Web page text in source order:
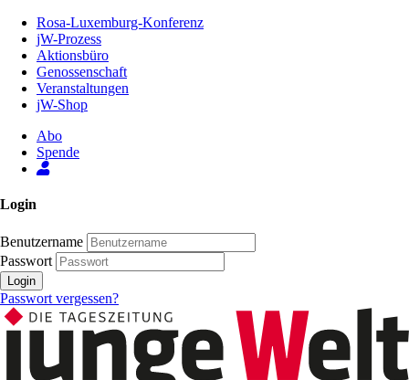
Inhalt
Seite
Rosa-Luxemburg-Konferenz
jW-Prozess
Aktionsbüro
Genossenschaft
Veranstaltungen
jW-Shop
Abo
Spende
Login
Benutzername
Passwort
Login
Passwort vergessen?